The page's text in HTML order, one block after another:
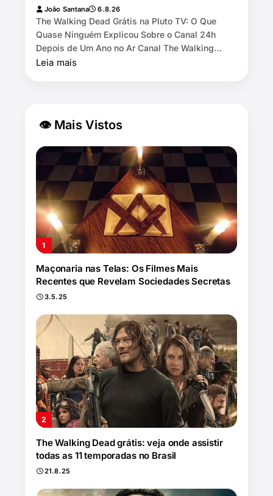
João Santana 6.8.26
The Walking Dead Grátis na Pluto TV: O Que
Quase Ninguém Explicou Sobre o Canal 24h
Depois de Um Ano no Ar Canal The Walking
Dead by AMC exibe as 11 temporadas de graça
Leia mais
👁 Mais Vistos
Maçonaria nas Telas: Os Filmes Mais
Recentes que Revelam Sociedades Secretas
3.5.25
The Walking Dead grátis: veja onde assistir
todas as 11 temporadas no Brasil
21.8.25